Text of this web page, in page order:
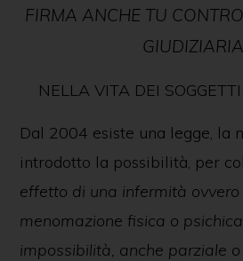
FIRMA ANCHE TU
GIUDIZIARIA
NELLA VITA DEI
Dal 2004 esiste una legge, la
introdotto la possibilità, per
effetto di una infermità
menomazione fisica o
impossibilità, anche parziale